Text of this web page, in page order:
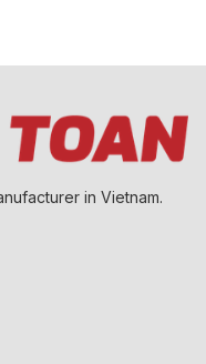
in Vietnam.